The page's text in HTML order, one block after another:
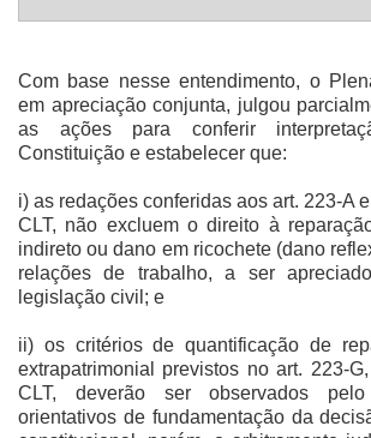
Com base nesse entendimento, o
em apreciação conjunta, julgou
as ações para conferir
Constituição e estabelecer que:
i) as redações conferidas aos art. 223-A
CLT, não excluem o direito à
indireto ou dano em ricochete (dano
relações de trabalho, a ser
legislação civil; e
ii) os critérios de quantificação de
extrapatrimonial previstos no art. 223-
CLT, deverão ser observados
orientativos de fundamentação da